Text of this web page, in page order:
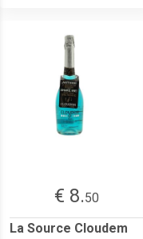
€ 8.50
La Source Cloudem